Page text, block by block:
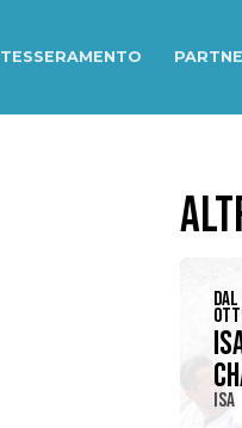
TESSERAMENTO
ISA